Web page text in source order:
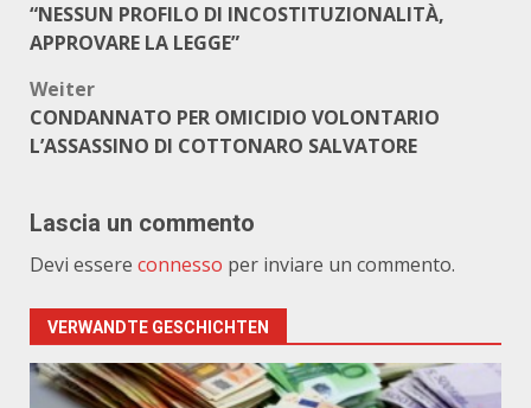
“NESSUN PROFILO DI INCOSTITUZIONALITÀ,
APPROVARE LA LEGGE”
Weiter
CONDANNATO PER OMICIDIO VOLONTARIO
L’ASSASSINO DI COTTONARO SALVATORE
Lascia un commento
Devi essere connesso per inviare un commento.
VERWANDTE GESCHICHTEN